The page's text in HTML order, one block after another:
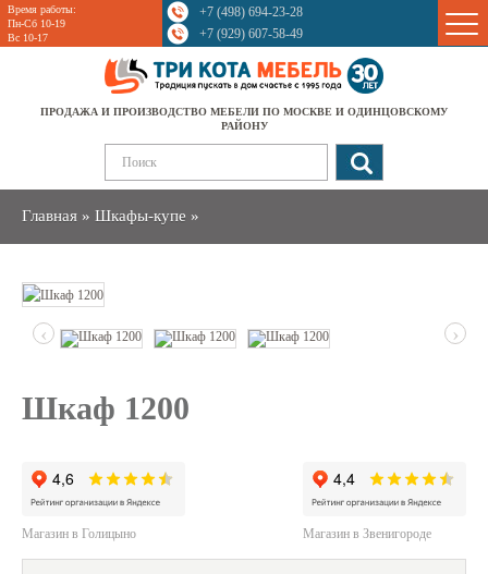
Время работы:
Пн-Сб 10-19
Вс 10-17
+7 (498) 694-23-28
+7 (929) 607-58-49
ПРОДАЖА И ПРОИЗВОДСТВО МЕБЕЛИ ПО МОСКВЕ И ОДИНЦОВСКОМУ
РАЙОНУ
Главная » Шкафы-купе »
Sale
‹ ›
Шкаф 1200
Магазин в Голицыно Магазин в Звенигороде